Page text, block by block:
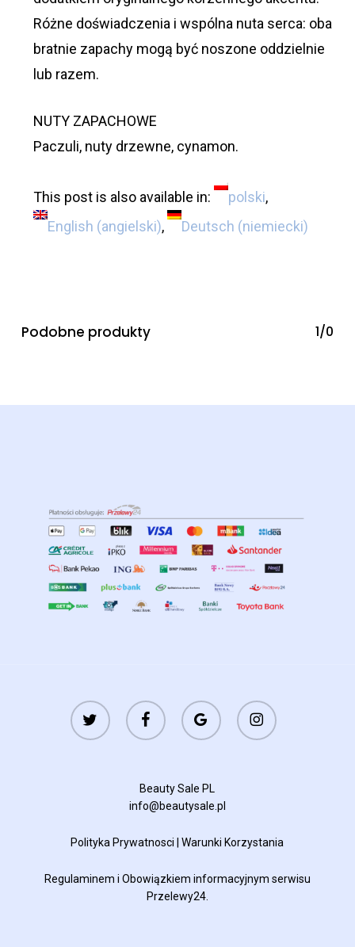
Różne doświadczenia i wspólna nuta serca: oba
bratnie zapachy mogą być noszone oddzielnie
lub razem.
NUTY ZAPACHOWE
Paczuli, nuty drzewne, cynamon.
This post is also available in:
polski
English (angielski) Deutsch (niemiecki)
Podobne produkty 1/0
twitter facebook
google-
plus
instagram
Beauty Sale PL
info@beautysale.pl
Polityka Prywatnosci |Warunki Korzystania
Regulaminem i Obowiązkiem informacyjnym serwisu
Przelewy24.